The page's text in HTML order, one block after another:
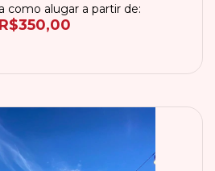
como alugar a partir de:
R$350,00